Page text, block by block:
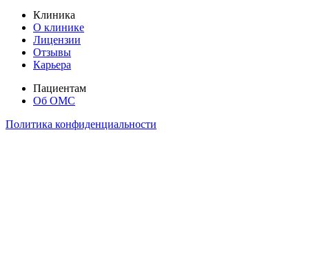
Клиника
О клинике
Лицензии
Отзывы
Карьера
Пациентам
Об ОМС
Политика конфиденциальности